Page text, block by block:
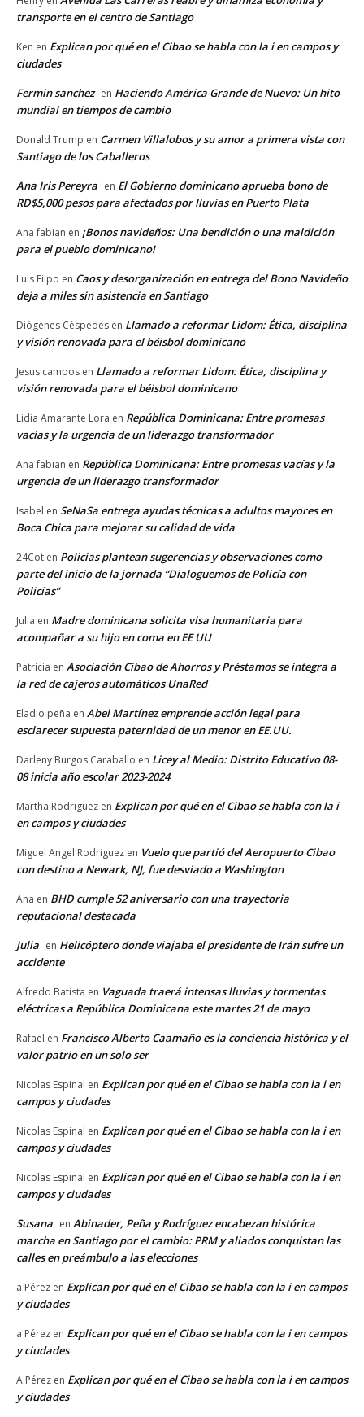
transporte en el centro de Santiago
Ken en Explican por qué en el Cibao se habla con la i en campos y
ciudades
Fermin sanchez en Haciendo América Grande de Nuevo: Un hito
mundial en tiempos de cambio
Donald Trump en Carmen Villalobos y su amor a primera vista con
Santiago de los Caballeros
Ana Iris Pereyra en El Gobierno dominicano aprueba bono de
RD$5,000 pesos para afectados por lluvias en Puerto Plata
Ana fabian en ¡Bonos navideños: Una bendición o una maldición
para el pueblo dominicano!
Luis Filpo en Caos y desorganización en entrega del Bono Navideño
deja a miles sin asistencia en Santiago
Diógenes Céspedes en Llamado a reformar Lidom: Ética, disciplina
y visión renovada para el béisbol dominicano
Jesus campos en Llamado a reformar Lidom: Ética, disciplina y
visión renovada para el béisbol dominicano
Lidia Amarante Lora en República Dominicana: Entre promesas
vacías y la urgencia de un liderazgo transformador
Ana fabian en República Dominicana: Entre promesas vacías y la
urgencia de un liderazgo transformador
Isabel en SeNaSa entrega ayudas técnicas a adultos mayores en
Boca Chica para mejorar su calidad de vida
24Cot en Policías plantean sugerencias y observaciones como
parte del inicio de la jornada “Dialoguemos de Policía con
Policías”
Julia en Madre dominicana solicita visa humanitaria para
acompañar a su hijo en coma en EE UU
Patricia en Asociación Cibao de Ahorros y Préstamos se integra a
la red de cajeros automáticos UnaRed
Eladio peña en Abel Martínez emprende acción legal para
esclarecer supuesta paternidad de un menor en EE.UU.
Darleny Burgos Caraballo en Licey al Medio: Distrito Educativo 08-
08 inicia año escolar 2023-2024
Martha Rodriguez en Explican por qué en el Cibao se habla con la i
en campos y ciudades
Miguel Angel Rodriguez en Vuelo que partió del Aeropuerto Cibao
con destino a Newark, NJ, fue desviado a Washington
Ana en BHD cumple 52 aniversario con una trayectoria
reputacional destacada
Julia en Helicóptero donde viajaba el presidente de Irán sufre un
accidente
Alfredo Batista en Vaguada traerá intensas lluvias y tormentas
eléctricas a República Dominicana este martes 21 de mayo
Rafael en Francisco Alberto Caamaño es la conciencia histórica y el
valor patrio en un solo ser
Nicolas Espinal en Explican por qué en el Cibao se habla con la i en
campos y ciudades
Nicolas Espinal en Explican por qué en el Cibao se habla con la i en
campos y ciudades
Nicolas Espinal en Explican por qué en el Cibao se habla con la i en
campos y ciudades
Susana en Abinader, Peña y Rodríguez encabezan histórica
marcha en Santiago por el cambio: PRM y aliados conquistan las
calles en preámbulo a las elecciones
a Pérez en Explican por qué en el Cibao se habla con la i en campos
y ciudades
a Pérez en Explican por qué en el Cibao se habla con la i en campos
y ciudades
A Pérez en Explican por qué en el Cibao se habla con la i en campos
y ciudades